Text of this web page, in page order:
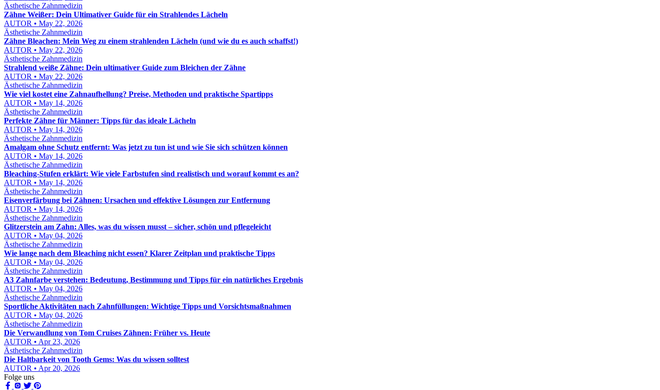
Ästhetische Zahnmedizin
Zähne Weißer: Dein Ultimativer Guide für ein Strahlendes Lächeln
AUTOR • May 22, 2026
Ästhetische Zahnmedizin
Zähne Bleachen: Mein Weg zu einem strahlenden Lächeln (und wie du es auch schaffst!)
AUTOR • May 22, 2026
Ästhetische Zahnmedizin
Strahlend weiße Zähne: Dein ultimativer Guide zum Bleichen der Zähne
AUTOR • May 22, 2026
Ästhetische Zahnmedizin
Wie viel kostet eine Zahnaufhellung? Preise, Methoden und praktische Spartipps
AUTOR • May 14, 2026
Ästhetische Zahnmedizin
Perfekte Zähne für Männer: Tipps für das ideale Lächeln
AUTOR • May 14, 2026
Ästhetische Zahnmedizin
Amalgam ohne Schutz entfernt: Was jetzt zu tun ist und wie Sie sich schützen können
AUTOR • May 14, 2026
Ästhetische Zahnmedizin
Bleaching-Stufen erklärt: Wie viele Farbstufen sind realistisch und worauf kommt es an?
AUTOR • May 14, 2026
Ästhetische Zahnmedizin
Eisenverfärbung bei Zähnen: Ursachen und effektive Lösungen zur Entfernung
AUTOR • May 14, 2026
Ästhetische Zahnmedizin
Glitzerstein am Zahn: Alles, was du wissen musst – sicher, schön und pflegeleicht
AUTOR • May 04, 2026
Ästhetische Zahnmedizin
Wie lange nach dem Bleaching nicht essen? Klarer Zeitplan und praktische Tipps
AUTOR • May 04, 2026
Ästhetische Zahnmedizin
A3 Zahnfarbe verstehen: Bedeutung, Bestimmung und Tipps für ein natürliches Ergebnis
AUTOR • May 04, 2026
Ästhetische Zahnmedizin
Sportliche Aktivitäten nach Zahnfüllungen: Wichtige Tipps und Vorsichtsmaßnahmen
AUTOR • May 04, 2026
Ästhetische Zahnmedizin
Die Verwandlung von Tom Cruises Zähnen: Früher vs. Heute
AUTOR • Apr 23, 2026
Ästhetische Zahnmedizin
Die Haltbarkeit von Tooth Gems: Was du wissen solltest
AUTOR • Apr 20, 2026
Folge uns